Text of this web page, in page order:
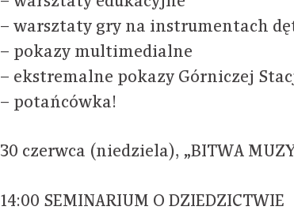
– warsztaty gry na instrumentach
– pokazy multimedialne
– ekstremalne pokazy Górniczej
– potańcówka!
30 czerwca (niedziela), „BITWA
14:00 SEMINARIUM O DZIEDZICTWIE